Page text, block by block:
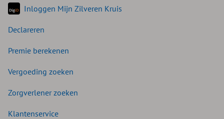
Inloggen Mijn Zilveren Kruis
Declareren
Premie berekenen
Vergoeding zoeken
Zorgverlener zoeken
Klantenservice